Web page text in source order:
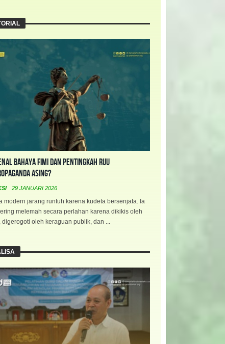
Bahaya FIMI dan Pentingkah RUU
Asing?
29 JANUARI 2026
modern jarang runtuh karena kudeta bersenjata. Ia
melemah secara perlahan karena dikikis oleh
digerogoti oleh keraguan publik, dan ...